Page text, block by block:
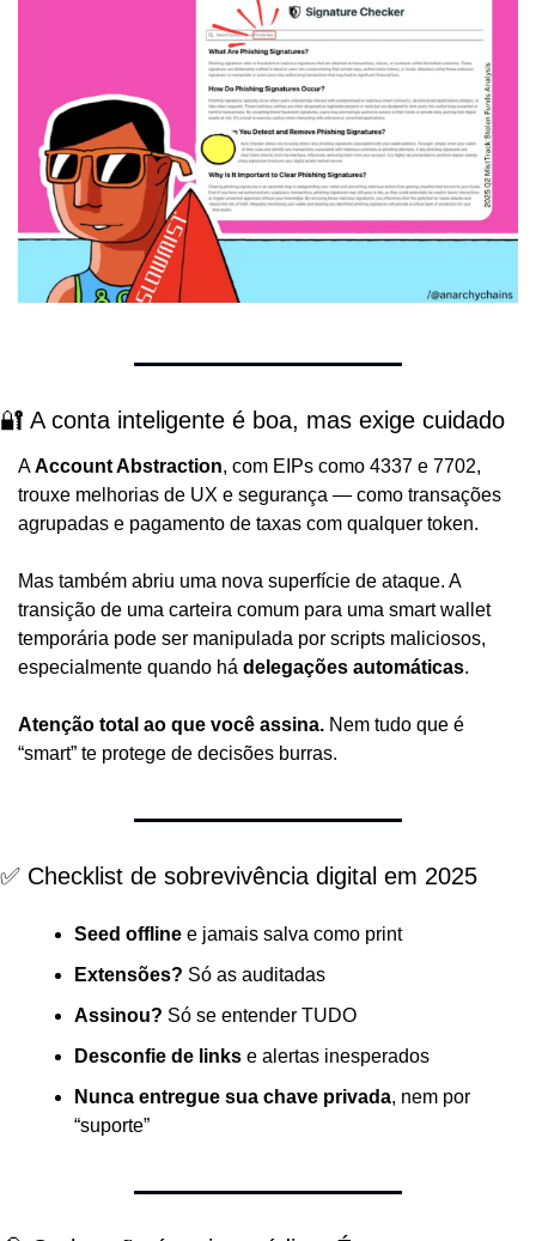
🔐 A conta inteligente é boa, mas exige cuidado
A Account Abstraction, com EIPs como 4337 e 7702,
trouxe melhorias de UX e segurança — como transações
agrupadas e pagamento de taxas com qualquer token.
Mas também abriu uma nova superfície de ataque. A
transição de uma carteira comum para uma smart wallet
temporária pode ser manipulada por scripts maliciosos,
especialmente quando há delegações automáticas.
Atenção total ao que você assina. Nem tudo que é
“smart” te protege de decisões burras.
✅ Checklist de sobrevivência digital em 2025
Seed offline e jamais salva como print
Extensões? Só as auditadas
Assinou? Só se entender TUDO
Desconfie de links e alertas inesperados
Nunca entregue sua chave privada, nem por
“suporte”